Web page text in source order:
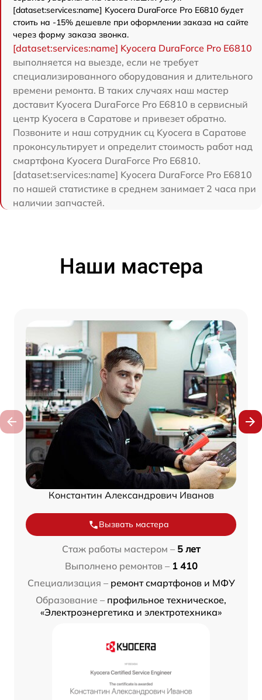
[dataset:services:name] Kyocera DuraForce Pro E6810 будет
стоить на -15% дешевле при оформлении заказа на сайте
через форму заказа звонка.
[dataset:services:name] Kyocera DuraForce Pro E6810
выполняется на выезде, если не требует
специализированного оборудования и длительного
времени ремонта. В таких случаях наш мастер
доставит Kyocera DuraForce Pro E6810 в сервисный
центр Kyocera в Саратове и привезет обратно.
Позвоните и наш сотрудник сц Kyocera в Саратове
проконсультирует и определит стоимость работ над
смартфона Kyocera DuraForce Pro E6810.
[dataset:services:name] Kyocera DuraForce Pro E6810
по нашей статистике в среднем занимает 2 часа при
наличии запчастей.
Наши мастера
Константин Александрович Иванов
Вызвать мастера
Стаж работы мастером – 5 лет
Выполнено ремонтов – 1 410
Специализация – ремонт смартфонов и МФУ
Образование – профильное техническое,
«Электроэнергетика и электротехника»